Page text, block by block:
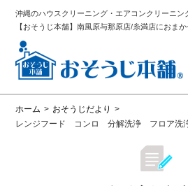
沖縄のハウスクリーニング・エアコンクリーニン
【おそうじ本舗】南風原与那原店/糸満店におまか
ホーム > おそうじだより
>
レンジフード コンロ 分解洗浄 フロア洗